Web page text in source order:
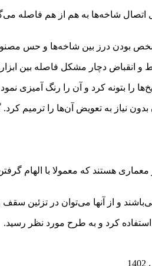
اتصال شاخه‌ها به هم از هم فاصله
بودن درز بین شاخه‌ها و حس
و انقباض دچار مشکل فاصله بین
بتونه کرد و آن را رنگ آمیزی نمود
به تعویض آن‌ها را ترمیم کرد.
معماری هستند که معمولا با
و از آنها می‌توان در تزئین
کرد و به طرح مورد نظر رسید.